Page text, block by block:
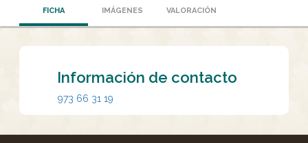
FICHA IMÁGENES VALORACIÓN
Información de contacto
973 66 31 19